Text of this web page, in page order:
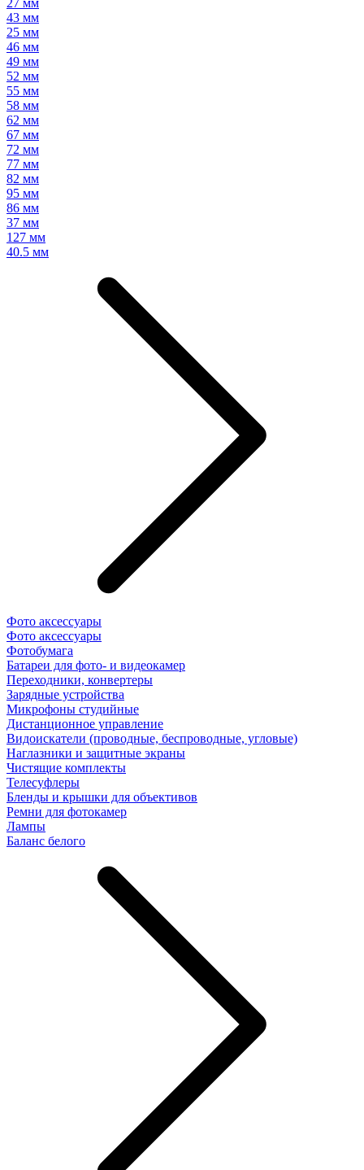
27 мм
43 мм
25 мм
46 мм
49 мм
52 мм
55 мм
58 мм
62 мм
67 мм
72 мм
77 мм
82 мм
95 мм
86 мм
37 мм
127 мм
40.5 мм
Фото аксессуары
Фото аксессуары
Фотобумага
Батареи для фото- и видеокамер
Переходники, конвертеры
Зарядные устройства
Микрофоны студийные
Дистанционное управление
Видоискатели (проводные, беспроводные, угловые)
Наглазники и защитные экраны
Чистящие комплекты
Телесуфлеры
Бленды и крышки для объективов
Ремни для фотокамер
Лампы
Баланс белого